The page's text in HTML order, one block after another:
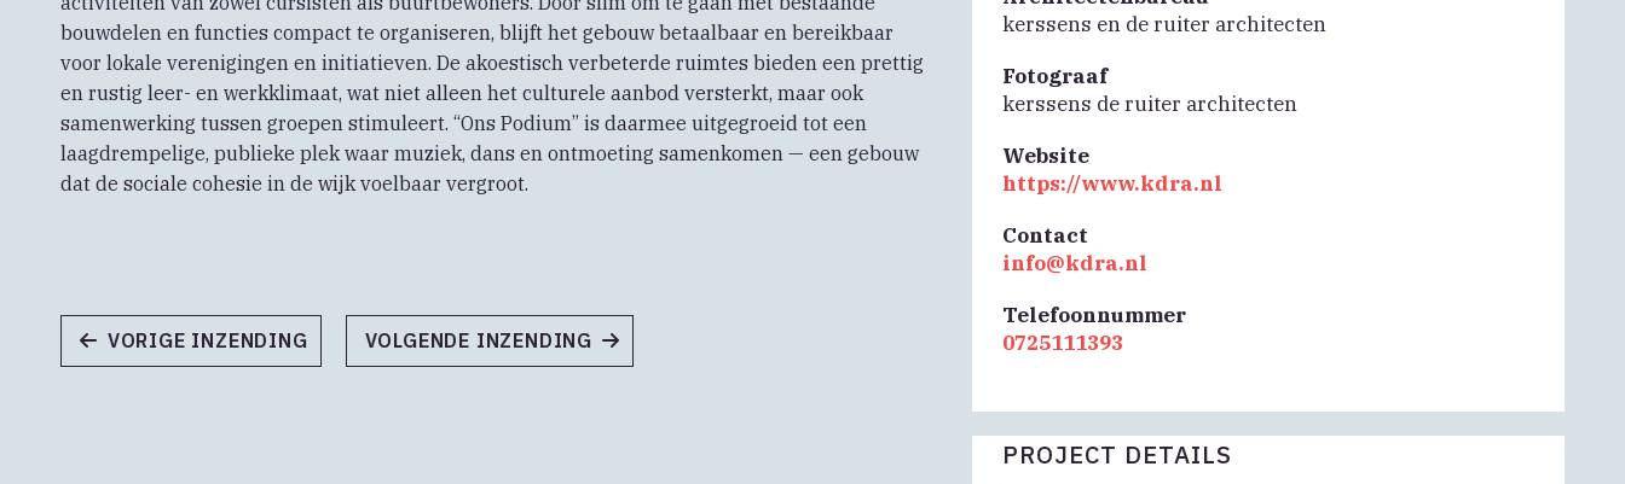
bouwdelen en functies compact te organiseren, blijft het gebouw betaalbaar en bereikbaar
voor lokale verenigingen en initiatieven. De akoestisch verbeterde ruimtes bieden een prettig
en rustig leer- en werkklimaat, wat niet alleen het culturele aanbod versterkt, maar ook
samenwerking tussen groepen stimuleert. “Ons Podium” is daarmee uitgegroeid tot een
laagdrempelige, publieke plek waar muziek, dans en ontmoeting samenkomen — een gebouw
dat de sociale cohesie in de wijk voelbaar vergroot.
VORIGE INZENDING VOLGENDE INZENDING
kerssens en de ruiter architecten
Fotograaf
kerssens de ruiter architecten
Website
https://www.kdra.nl
Contact
info@kdra.nl
Telefoonnummer
0725111393
PROJECT DETAILS